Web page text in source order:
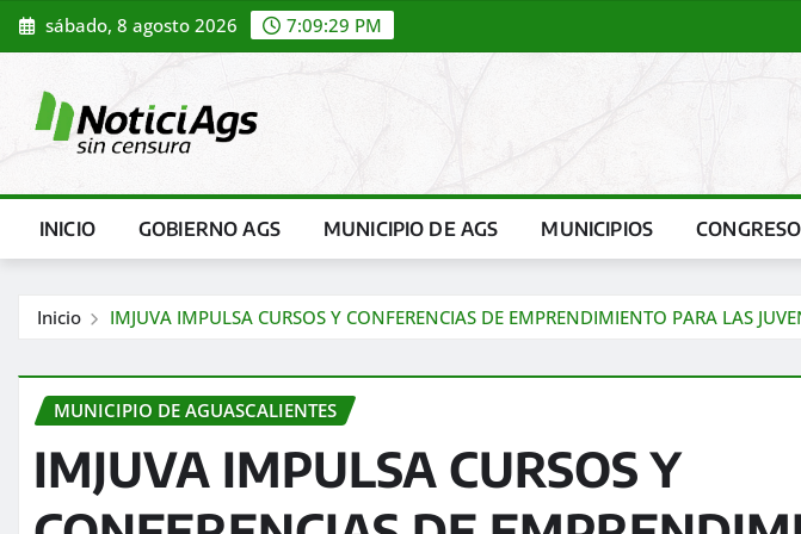
Saltar
al
sábado, 8 agosto 2026 7:09:31 PM
INICIO GOBIERNO AGS MUNICIPIO DE AGS MUNICIPIOS
Inicio IMJUVA IMPULSA CURSOS Y CONFERENCIAS DE EMPRENDIMIENTO PARA LAS
MUNICIPIO DE AGUASCALIENTES
IMJUVA IMPULSA CURSOS Y